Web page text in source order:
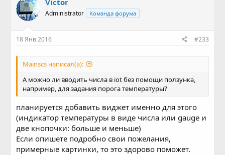
Victor
Administrator Команда форума
18 Янв 2016 #233
Mainscs написал(а):
А можно ли вводить числа в iot без помощи ползунка,
например, для задания порога температуры?
планируется добавить виджет именно для этого
(индикатор температуры в виде числа или gauge и
две кнопочки: больше и меньше)
Если опишете подробно свои пожелания,
примерные картинки, то это здорово поможет.